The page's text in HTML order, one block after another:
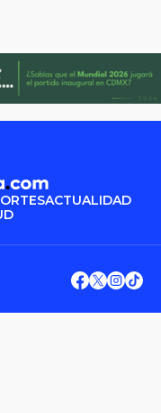
ACTUALIDAD